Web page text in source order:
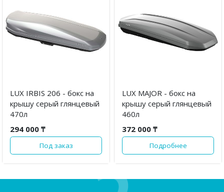
LUX IRBIS 206 - бокс на
крышу серый глянцевый
470л
294 000 ₸
Под заказ
LUX MAJOR - бокс на
крышу серый глянцевый
460л
372 000 ₸
Подробнее